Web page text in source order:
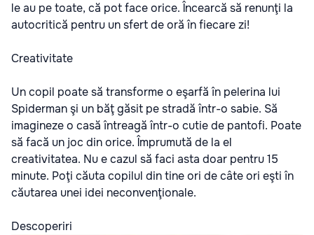
le au pe toate, că pot face orice. Încearcă să renunţi la
autocritică pentru un sfert de oră în fiecare zi!
Creativitate
Un copil poate să transforme o eşarfă în pelerina lui
Spiderman şi un băţ găsit pe stradă într-o sabie. Să
imagineze o casă întreagă într-o cutie de pantofi. Poate
să facă un joc din orice. Împrumută de la el
creativitatea. Nu e cazul să faci asta doar pentru 15
minute. Poţi căuta copilul din tine ori de câte ori eşti în
căutarea unei idei neconvenţionale.
Descoperiri